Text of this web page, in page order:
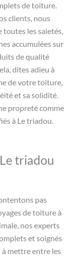
de toiture.
clients, nous
toutes les saletés,
accumulées sur
de qualité
dites adieu à
de votre toiture,
et sa solidité.
propreté comme
à Le triadou.
triadou
pas
de toiture à
nos experts
et soignés
mettre entre les